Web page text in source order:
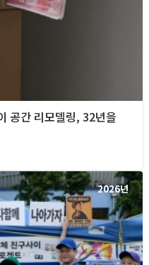
공간 리모델링, 32년을
2026년